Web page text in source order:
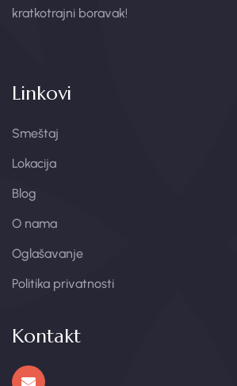
kratkotrajni boravak!
Linkovi
Smeštaj
Lokacija
Blog
O nama
Oglašavanje
Politika privatnosti
Kontakt